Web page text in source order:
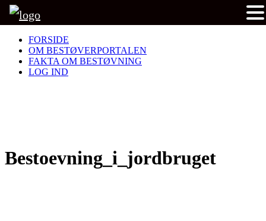
FORSIDE
OM BESTØVERPORTALEN
FAKTA OM BESTØVNING
LOG IND
Bestoevning_i_jordbruget